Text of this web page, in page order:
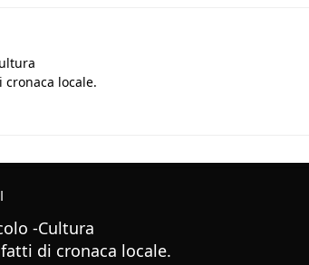
locale.
-Cultura
di cronaca locale.